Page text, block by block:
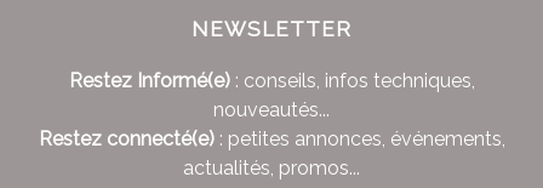
NEWSLETTER
Restez Informé(e): conseils, infos techniques,
nouveautés...
Restez connecté(e): petites annonces, événements,
actualités, promos...